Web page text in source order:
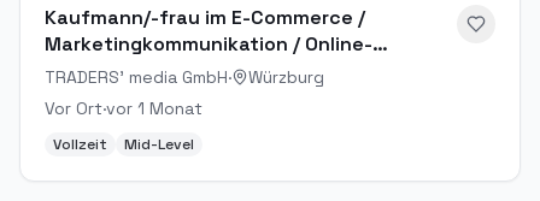
Kaufmann/-frau im E-Commerce /
Marketingkommunikation / Online-
Marketing Manager (m/w/d)
TRADERS' media GmbH·
Würzburg
Vor Ort·vor 1 Monat
Vollzeit Mid-Level